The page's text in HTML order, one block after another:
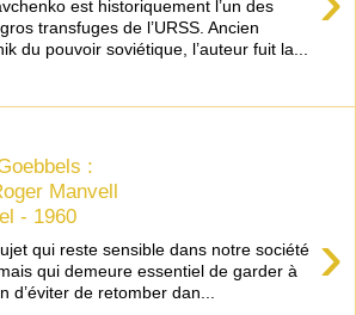
est historiquement l’un des
transfuges de l’URSS. Ancien
du pouvoir soviétique, l’auteur fuit la...
:
Manvell
- 1960
›
qui reste sensible dans notre société
qui demeure essentiel de garder à
d’éviter de retomber dan...